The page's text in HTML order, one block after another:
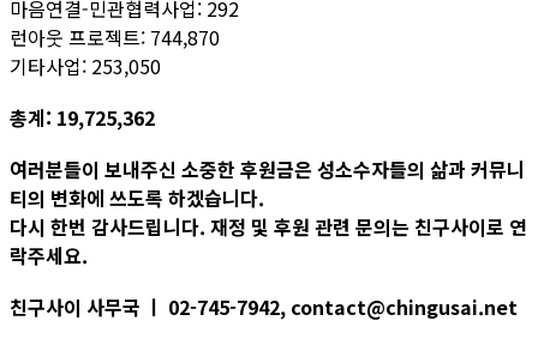
마음연결-민관협력사업: 292
런아웃 프로젝트: 744,870
기타사업: 253,050
총계: 19,725,362
여러분들이 보내주신 소중한 후원금은 성소수자들의 삶과 커뮤니
티의 변화에 쓰도록 하겠습니다.
다시 한번 감사드립니다. 재정 및 후원 관련 문의는 친구사이로 연
락주세요.
친구사이 사무국 ㅣ 02-745-7942, contact@chingusai.net